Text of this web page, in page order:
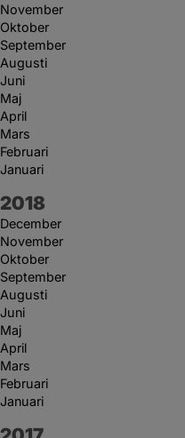
November
Oktober
September
Augusti
Juni
Maj
April
Mars
Februari
Januari
År:
2018
December
November
Oktober
September
Augusti
Juni
Maj
April
Mars
Februari
Januari